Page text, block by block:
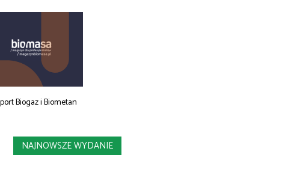
Biogaz i Biometan
NAJNOWSZE WYDANIE